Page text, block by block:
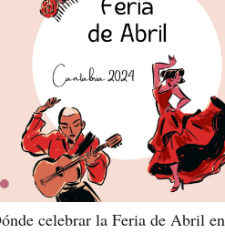
celebrar la Feria de Abril en